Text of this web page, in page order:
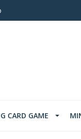
CARD GAME